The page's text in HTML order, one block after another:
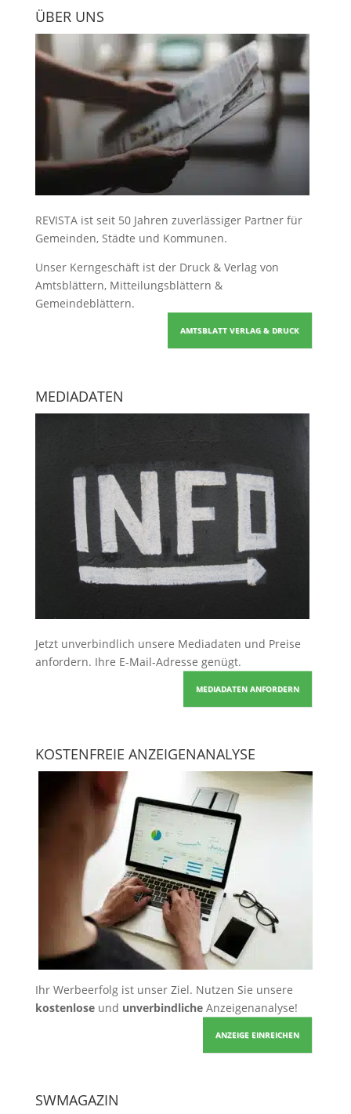
ÜBER UNS
REVISTA ist seit 50 Jahren zuverlässiger Partner für
Gemeinden, Städte und Kommunen.
Unser Kerngeschäft ist der Druck & Verlag von
Amtsblättern, Mitteilungsblättern &
Gemeindeblättern.
AMTSBLATT VERLAG & DRUCK
MEDIADATEN
Jetzt unverbindlich unsere Mediadaten und Preise
anfordern. Ihre E-Mail-Adresse genügt.
MEDIADATEN ANFORDERN
KOSTENFREIE ANZEIGENANALYSE
Ihr Werbeerfolg ist unser Ziel. Nutzen Sie unsere
kostenloseund unverbindlicheAnzeigenanalyse!
ANZEIGE EINREICHEN
SWMAGAZIN